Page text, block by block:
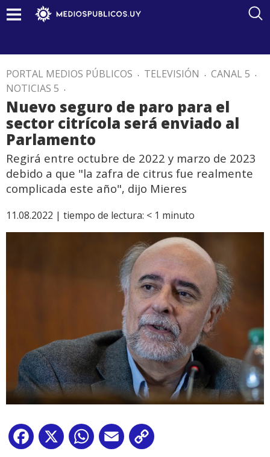
PORTAL MEDIOS PÚBLICOS . TELEVISIÓN . CANAL 5 .
NOTICIAS 5 .
Nuevo seguro de paro para el
sector citrícola será enviado al
Parlamento
Regirá entre octubre de 2022 y marzo de 2023
debido a que "la zafra de citrus fue realmente
complicada este año", dijo Mieres
11.08.2022 | tiempo de lectura: < 1 minuto
Facebook
X WhatsApp
Email